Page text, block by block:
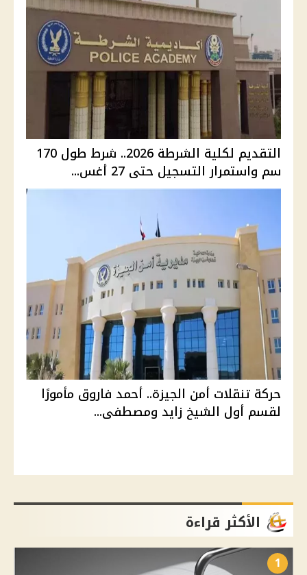
التقديم لكلية الشرطة 2026.. شرط طول 170
سم واستمرار التسجيل حتى 27 أغس...
حركة تنقلات أمن الجيزة.. أحمد فاروق مأمورًا
لقسم أول الشيخ زايد ومصطفى...
الأكثر قراءة
1